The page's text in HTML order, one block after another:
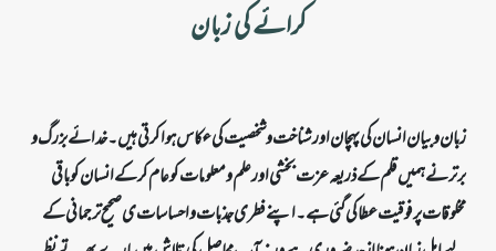
کرائے کی زبان
زبان و بیان انسان کی پہچان اور شناخت و شخصیت کی عکاس ہوا کرتی ہیں۔ خدائے بزرگ و
برتر نے ہمیں قلم کے ذریعہ عزت بخشی اور علم و معلومات کو عام کرکے انسان کو باقی
مخلوقات پر فوقیت عطا کی گئی ہے۔ اپنے فطری جذبات و احساسات ی صحیح ترجمانی کے